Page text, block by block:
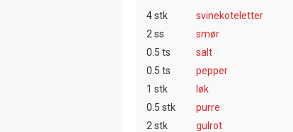
4 stk
svinekoteletter
2 ss
smør
0.5 ts
salt
0.5 ts
pepper
1 stk
løk
0.5 stk
purre
2 stk
gulrot